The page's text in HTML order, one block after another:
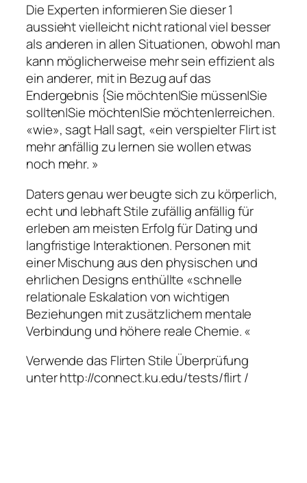
Die Experten informieren Sie dieser 1
aussieht vielleicht nicht rational viel besser
als anderen in allen Situationen, obwohl man
kann möglicherweise mehr sein effizient als
ein anderer, mit in Bezug auf das
Endergebnis {Sie möchten|Sie müssen|Sie
sollten|Sie möchten|Sie möchten|erreichen.
«wie», sagt Hall sagt, «ein verspielter Flirt ist
mehr anfällig zu lernen sie wollen etwas
noch mehr. ​​»
Daters genau wer beugte sich zu körperlich,
echt und lebhaft Stile zufällig anfällig für
erleben am meisten Erfolg für Dating und
langfristige Interaktionen. Personen mit
einer Mischung aus den physischen und
ehrlichen Designs enthüllte «schnelle
relationale Eskalation von wichtigen
Beziehungen mit zusätzlichem mentale
Verbindung und höhere reale Chemie. «
Verwende das Flirten Stile Überprüfung
unter http://connect.ku.edu/tests/flirt /